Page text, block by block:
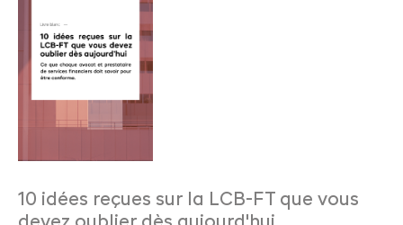
10 idées reçues sur la LCB-FT que vous